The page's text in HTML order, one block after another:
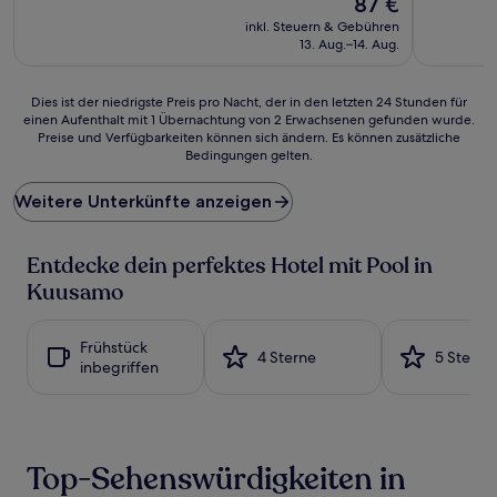
Preis
beträgt
inkl. Steuern & Gebühren
13. Aug.–14. Aug.
Dies
ist
Preis
pro
Nacht,
den
letzten
einen
gefunden
Dies ist der niedrigste Preis pro Nacht, der in den letzten 24 Stunden für
einen Aufenthalt mit 1 Übernachtung von 2 Erwachsenen gefunden wurde.
Preise und Verfügbarkeiten können sich ändern. Es können zusätzliche
Bedingungen gelten.
Weitere Unterkünfte anzeigen
Entdecke dein perfektes Hotel mit Pool in
Kuusamo
Frühstück
inbegriffen
4 Sterne 5 Sterne
Top-Sehenswürdigkeiten in